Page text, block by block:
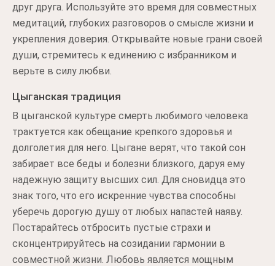
друг друга. Используйте это время для совместных
медитаций, глубоких разговоров о смысле жизни и
укрепления доверия. Открывайте новые грани своей
души, стремитесь к единению с избранником и
верьте в силу любви.
Цыганская традиция
В цыганской культуре смерть любимого человека
трактуется как обещание крепкого здоровья и
долголетия для него. Цыгане верят, что такой сон
забирает все беды и болезни близкого, даруя ему
надежную защиту высших сил. Для сновидца это
знак того, что его искренние чувства способны
уберечь дорогую душу от любых напастей наяву.
Постарайтесь отбросить пустые страхи и
сконцентрируйтесь на созидании гармонии в
совместной жизни. Любовь является мощным